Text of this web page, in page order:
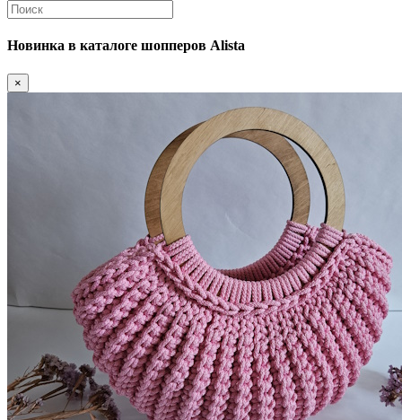
Новинка в каталоге шопперов Alista
×